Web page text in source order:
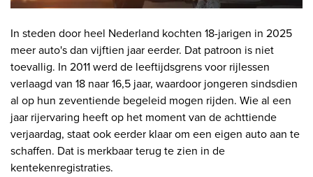
In steden door heel Nederland kochten 18-jarigen in 2025
meer auto's dan vijftien jaar eerder. Dat patroon is niet
toevallig. In 2011 werd de leeftijdsgrens voor rijlessen
verlaagd van 18 naar 16,5 jaar, waardoor jongeren sindsdien
al op hun zeventiende begeleid mogen rijden. Wie al een
jaar rijervaring heeft op het moment van de achttiende
verjaardag, staat ook eerder klaar om een eigen auto aan te
schaffen. Dat is merkbaar terug te zien in de
kentekenregistraties.